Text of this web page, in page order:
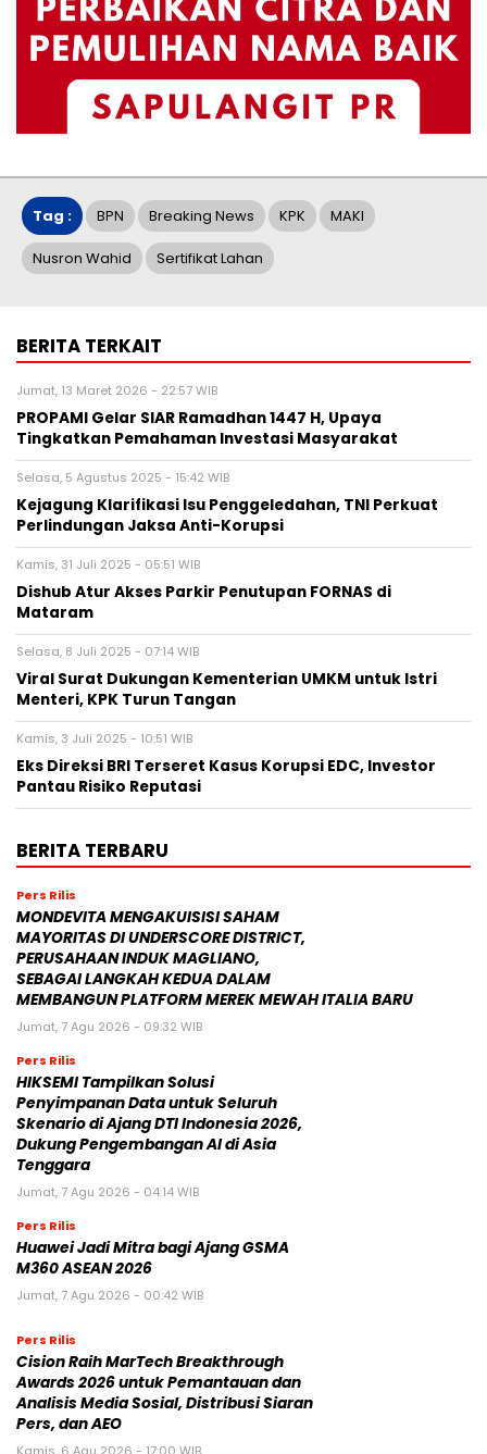
Tag : BPN Breaking News KPK MAKI
Nusron Wahid Sertifikat Lahan
BERITA TERKAIT
Jumat, 13 Maret 2026 - 22:57 WIB
PROPAMI Gelar SIAR Ramadhan 1447 H, Upaya
Tingkatkan Pemahaman Investasi Masyarakat
Selasa, 5 Agustus 2025 - 15:42 WIB
Kejagung Klarifikasi Isu Penggeledahan, TNI Perkuat
Perlindungan Jaksa Anti-Korupsi
Kamis, 31 Juli 2025 - 05:51 WIB
Dishub Atur Akses Parkir Penutupan FORNAS di
Mataram
Selasa, 8 Juli 2025 - 07:14 WIB
Viral Surat Dukungan Kementerian UMKM untuk Istri
Menteri, KPK Turun Tangan
Kamis, 3 Juli 2025 - 10:51 WIB
Eks Direksi BRI Terseret Kasus Korupsi EDC, Investor
Pantau Risiko Reputasi
BERITA TERBARU
Pers Rilis
MONDEVITA MENGAKUISISI SAHAM
MAYORITAS DI UNDERSCORE DISTRICT,
PERUSAHAAN INDUK MAGLIANO,
SEBAGAI LANGKAH KEDUA DALAM
MEMBANGUN PLATFORM MEREK MEWAH ITALIA BARU
Jumat, 7 Agu 2026 - 09:32 WIB
Pers Rilis
HIKSEMI Tampilkan Solusi
Penyimpanan Data untuk Seluruh
Skenario di Ajang DTI Indonesia 2026,
Dukung Pengembangan AI di Asia
Tenggara
Jumat, 7 Agu 2026 - 04:14 WIB
Pers Rilis
Huawei Jadi Mitra bagi Ajang GSMA
M360 ASEAN 2026
Jumat, 7 Agu 2026 - 00:42 WIB
Pers Rilis
Cision Raih MarTech Breakthrough
Awards 2026 untuk Pemantauan dan
Analisis Media Sosial, Distribusi Siaran
Pers, dan AEO